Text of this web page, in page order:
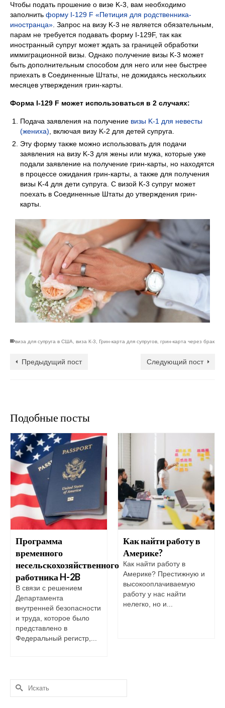
Чтобы подать прошение о визе K-3, вам необходимо
заполнить форму I-129 F «Петиция для родственника-
иностранца» . Запрос на визу K-3 не является обязательным,
парам не требуется подавать форму I-129F, так как
иностранный супруг может ждать за границей обработки
иммиграционной визы. Однако получение визы K-3 может
быть дополнительным способом для него или нее быстрее
приехать в Соединенные Штаты, не дожидаясь нескольких
месяцев утверждения грин-карты.
Форма I-129 F может использоваться в 2 случаях:
Подача заявления на получение визы K-1 для невесты
(жениха) , включая визу K-2 для детей супруга.
Эту форму также можно использовать для подачи
заявления на визу K-3 для жены или мужа, которые уже
подали заявление на получение грин-карты, но находятся
в процессе ожидания грин-карты, а также для получения
визы K-4 для дети супруга. С визой K-3 супруг может
поехать в Соединенные Штаты до утверждения грин-
карты.
виза для супруга в США виза К-3 Грин-карта для супругов грин-карта через брак
Предыдущий пост Следующий пост
Подобные посты
Программа
временного
несельскохозяйственного
работника H-2B
В связи с решением
Департамента
внутренней безопасности
и труда, которое было
представлено в
Федеральный регистр,...
Как найти работу в
Америке?
Как найти работу в
Америке? Престижную и
высокооплачиваемую
работу у нас найти
нелегко, но и...
Искать: